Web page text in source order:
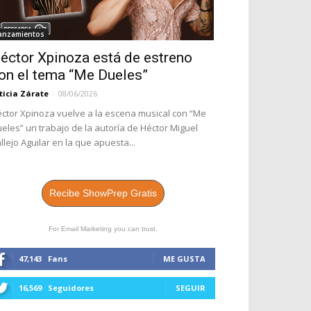
Xpinoza está de estreno
el tema “Me Dueles”
Zárate - 08/06/2026
Xpinoza vuelve a la escena musical con “Me
un trabajo de la autoría de Héctor Miguel
Aguilar en la que apuesta...
Recibe ShowPrep Gratis
For Email Marketing you can trust.
47,143 Fans ME GUSTA
16,569 Seguidores SEGUIR